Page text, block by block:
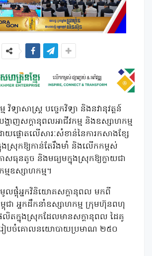
ទ្យាសាស្ត្រ បច្ចេកវិទ្យា និងនវានុវត្តន៍
ង្ហាញសក្តានុពលអាជីវកម្ម និងឧស្សាហកម្ម
ផ្តោតលើសារៈសំខាន់នៃការកសាងខ្សែ
ងស្រុកឱ្យកាន់តែរឹងមាំ និងលើកកម្ពស់
សធុនតូច និងមធ្យមក្នុងស្រុកឱ្យក្លាយជា
ម្មឧស្សាហកម្ម។
មូលផ្តុំអ្នកវិនិយោគសក្តានុពល មកពី
ជា អ្នកដឹកនាំឧស្សាហកម្ម ក្រុមហ៊ុនពហុ
តក្នុងស្រុកដែលមានសក្តានុពល ដៃគូ
រៀបចំគោលនយោបាយប្រមាណ ២៥០